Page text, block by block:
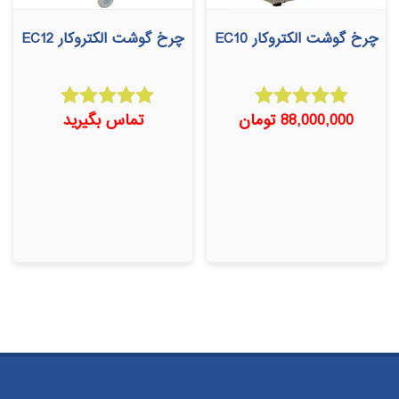
چرخ گوشت الکتروکار EC10
امتیاز
5.00
88,000,000تومان
چرخ گوشت الکتروکار EC12
امتیاز
5.00
تماس بگیرید